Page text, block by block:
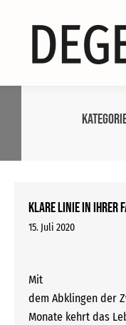
Klare Linie in Ihrer
15. Juli 2020
Mit
dem Abklingen der
Monate kehrt das